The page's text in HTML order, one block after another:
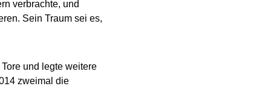
verbrachte, und
Sein Traum sei es,
und legte weitere
zweimal die